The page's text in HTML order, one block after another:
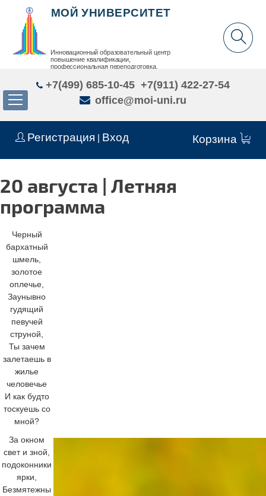
Регистрация Вход Корзина
МОЙ УНИВЕРСИТЕТ
Инновационный образовательный центр
повышение квалификации,
профессиональная переподготовка,
+7(499) 685-10-45 +7(911) 422-27-54
office@moi-uni.ru
20 августа | Летняя
программа
Черный
бархатный
шмель,
золотое
оплечье,
Заунывно
гудящий
певучей
струной,
Ты зачем
залетаешь в
жилье
человечье
И как будто
тоскуешь со
мной?
За окном
свет и зной,
подоконники
ярки,
Безмятежны